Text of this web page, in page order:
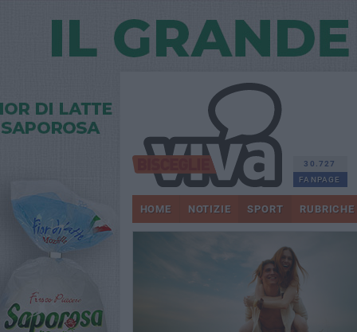
30.727
FANPAGE
HOME NOTIZIE SPORT RUBRICHE